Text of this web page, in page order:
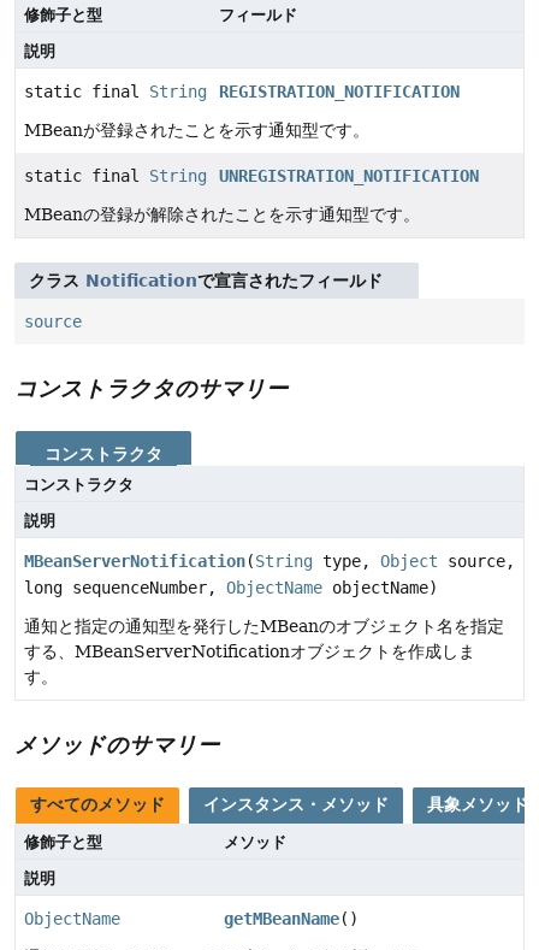
修飾子と型
フィールド
説明
static final String
REGISTRATION_NOTIFICATION
MBeanが登録されたことを示す通知型です。
static final String
UNREGISTRATION_NOTIFICATION
MBeanの登録が解除されたことを示す通知型です。
クラス Notificationで宣言されたフィールド
source
コンストラクタのサマリー
コンストラクタ
コンストラクタ
説明
MBeanServerNotification(String type, Object source,
long sequenceNumber, ObjectName objectName)
通知と指定の通知型を発行したMBeanのオブジェクト名を指定
する、MBeanServerNotificationオブジェクトを作成しま
す。
メソッドのサマリー
すべてのメソッド インスタンス・メソッド 具象メソッド
修飾子と型
メソッド
説明
ObjectName getMBeanName()